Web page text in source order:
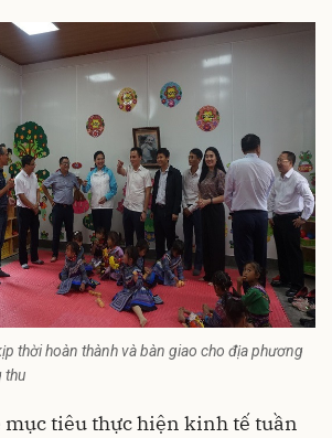
thời hoàn thành và bàn giao cho địa phương
thu
mục tiêu thực hiện kinh tế tuần